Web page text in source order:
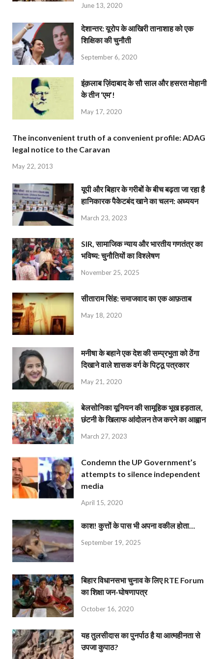
June 13, 2020
देशान्‍तर: यूरोप के आखिरी तानाशाह को एक
शिक्षिका की चुनौती
September 6, 2020
इंक़लाब ज़िंदाबाद के सौ साल और हसरत मोहानी
के तीन ‘एम’!
May 17, 2020
The inconvenient truth of a convenient profile: ADAG
legal notice to the Caravan
May 22, 2013
यूपी और बिहार के गरीबों के बीच बढ़ता जा रहा है
हानिकारक पैकेटबंद खाने का चलन: अध्ययन
March 23, 2023
SIR, सामाजिक न्याय और भारतीय गणतंत्र का
भविष्य: चुनौतियों का विश्लेषण
November 25, 2025
सीताराम सिंह: समाजवाद का एक आफ़ताब
May 18, 2020
मनीषा के बहाने एक देश की सम्प्रभुता को ठेंगा
दिखाने वाले शासक वर्ग के पिट्ठू पत्रकार
May 21, 2020
बेलसोनिका यूनियन की सामूहिक भूख हड़ताल,
छंटनी के खिलाफ आंदोलन तेज करने का आह्वान
March 27, 2023
Condemn the UP Government’s
attempts to silence independent
media
April 15, 2020
काश! कुत्तों के पास भी अपना वकील होता…
September 19, 2025
बिहार विधानसभा चुनाव के लिए RTE Forum
का शिक्षा जन-घोषणापत्र
October 16, 2020
यह तुलसीदास का पुनर्पाठ है या आत्महीनता से
उपजा कुपाठ?